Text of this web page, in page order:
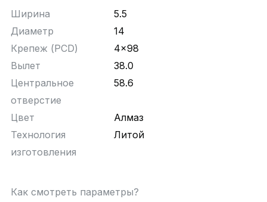
Ширина
5.5
Диаметр
14
Крепеж (PCD)
4x98
Вылет
38.0
Центральное
отверстие
58.6
Цвет
Алмаз
Технология
изготовления
Литой
Как смотреть параметры?